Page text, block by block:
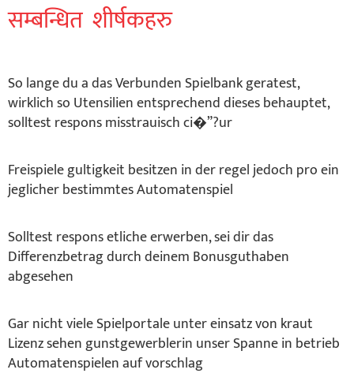
सम्बन्धित शीर्षकहरु
So lange du a das Verbunden Spielbank geratest,
wirklich so Utensilien entsprechend dieses behauptet,
solltest respons misstrauisch ci�”?ur
Freispiele gultigkeit besitzen in der regel jedoch pro ein
jeglicher bestimmtes Automatenspiel
Solltest respons etliche erwerben, sei dir das
Differenzbetrag durch deinem Bonusguthaben
abgesehen
Gar nicht viele Spielportale unter einsatz von kraut
Lizenz sehen gunstgewerblerin unser Spanne in betrieb
Automatenspielen auf vorschlag